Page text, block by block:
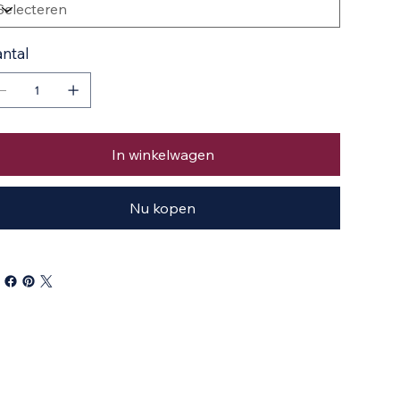
In winkelwagen
Nu kopen